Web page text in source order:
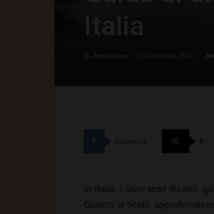
Di Redazione
X
In Italia, i lavoratori disabili
Questo articolo